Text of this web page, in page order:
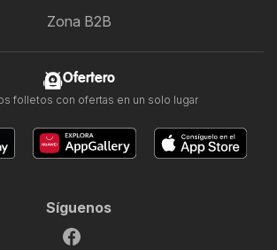
Zona B2B
Ofertero
folletos con ofertas en un solo lugar
Síguenos